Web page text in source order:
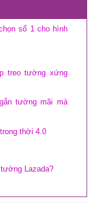
số 1 cho hình
treo tường xứng
tường mãi mà
thời 4.0
Lazada?